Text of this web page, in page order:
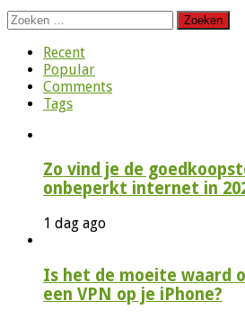
Zoeken
naar:
Recent
Popular
Comments
Tags
Zo vind je de
onbeperkt internet in
1 dag ago
Is het de moeite waard
een VPN op je iPhone?